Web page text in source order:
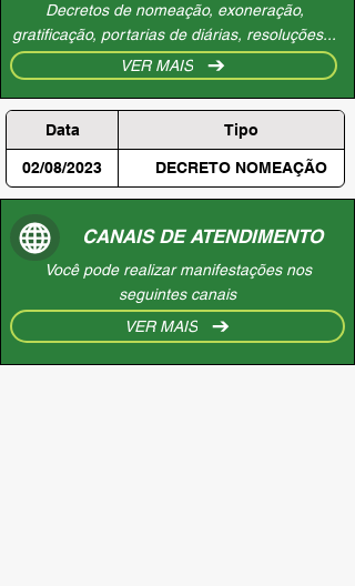
Decretos de nomeação, exoneração,
gratificação, portarias de diárias, resoluções...
VER MAIS
Data Tipo
02/08/2023 DECRETO NOMEAÇÃO
CANAIS DE ATENDIMENTO
Você pode realizar manifestações nos
seguintes canais
VER MAIS